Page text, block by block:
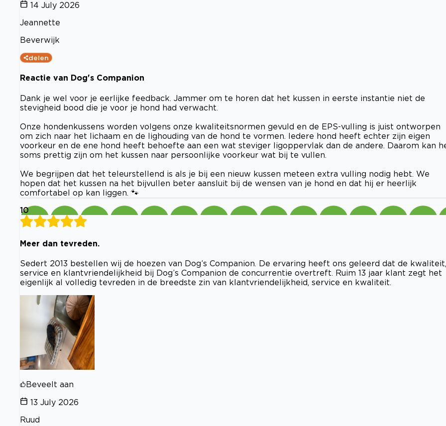
14 July 2026
Jeannette
Beverwijk
delen
Reactie van Dog's Companion
Dank je wel voor je eerlijke feedback. Jammer om te horen dat het kussen in eerste instantie niet de
stevigheid bood die je voor je hond had verwacht.
Onze hondenkussens worden volgens onze kwaliteitsnormen gevuld en de EPS-vulling is juist ontworpen
om zich naar het lichaam en de lighouding van de hond te vormen. Iedere hond heeft echter zijn eigen
voorkeur en de ene hond heeft behoefte aan een wat steviger ligoppervlak dan de andere. Daarom kan
soms prettig zijn om het kussen naar persoonlijke voorkeur wat bij te vullen.
We begrijpen dat het teleurstellend is als je bij een nieuw kussen meteen extra vulling nodig hebt. We
hopen dat het kussen na het bijvullen beter aansluit bij de wensen van je hond en dat hij er heerlijk
comfortabel op kan liggen. 🐾
10
Meer dan tevreden.
Sedert 2013 bestellen wij de hoezen van Dog’s Companion. De ervaring heeft ons geleerd dat de kwaliteit,
service en klantvriendelijkheid bij Dog’s Companion de concurrentie overtreft. Ruim 13 jaar klant zegt het
eigenlijk al volledig tevreden in de breedste zin van klantvriendelijkheid, service en kwaliteit.
Beveelt aan
13 July 2026
Ruud